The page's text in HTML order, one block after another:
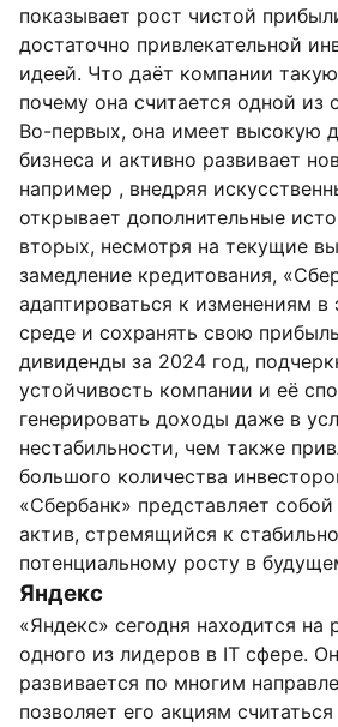
показывает рост чистой
достаточно привлекательной
идеей. Что даёт компании
почему она считается одной
Во-первых, она имеет высокую
бизнеса и активно развивает
например , внедряя
открывает дополнительные
вторых, несмотря на текущие
замедление кредитования,
адаптироваться к изменениям в
среде и сохранять свою
дивиденды за 2024 год,
устойчивость компании и её
генерировать доходы даже в
нестабильности, чем также
большого количества
«Сбербанк» представляет
актив, стремящийся к
потенциальному росту в
Яндекс
«Яндекс» сегодня находится на
одного из лидеров в IT сфере.
развивается по многим
позволяет его акциям